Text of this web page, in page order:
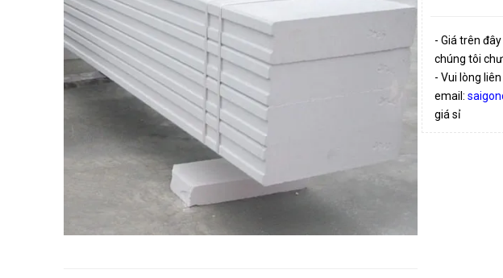
- Giá trên
chúng tôi
- Vui lòng
email:
giá sỉ